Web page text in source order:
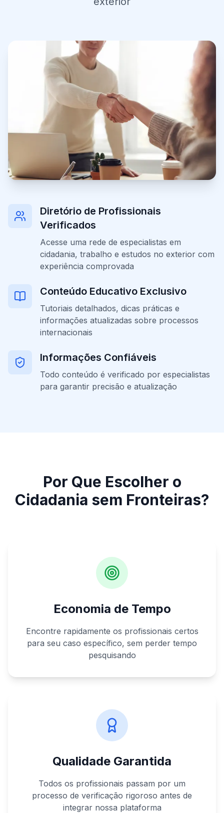
Diretório de Profissionais
Verificados
Acesse uma rede de especialistas em
cidadania, trabalho e estudos no exterior com
experiência comprovada
Conteúdo Educativo Exclusivo
Tutoriais detalhados, dicas práticas e
informações atualizadas sobre processos
internacionais
Informações Confiáveis
Todo conteúdo é verificado por especialistas
para garantir precisão e atualização
Por Que Escolher o
Cidadania sem Fronteiras?
Economia de Tempo
Encontre rapidamente os profissionais certos
para seu caso específico, sem perder tempo
pesquisando
Qualidade Garantida
Todos os profissionais passam por um
processo de verificação rigoroso antes de
integrar nossa plataforma